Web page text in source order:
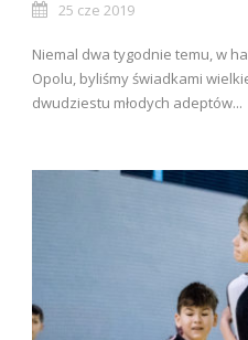
25 cze 2019
Niemal dwa tygodnie temu, w
Opolu, byliśmy świadkami
dwudziestu młodych adeptów...